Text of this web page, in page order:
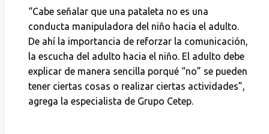
“Cabe señalar que una pataleta no es una
conducta manipuladora del niño hacia el adulto.
De ahí la importancia de reforzar la comunicación,
la escucha del adulto hacia el niño. El adulto debe
explicar de manera sencilla porqué “no” se pueden
tener ciertas cosas o realizar ciertas actividades”,
agrega la especialista de Grupo Cetep.